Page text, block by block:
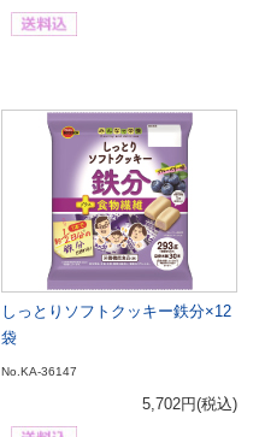
しっとりソフトクッキー鉄分×12
袋
No.KA-36147
5,702円(税込)